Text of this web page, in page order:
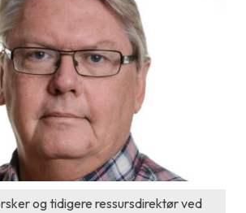
og tidigere ressursdirektør ved